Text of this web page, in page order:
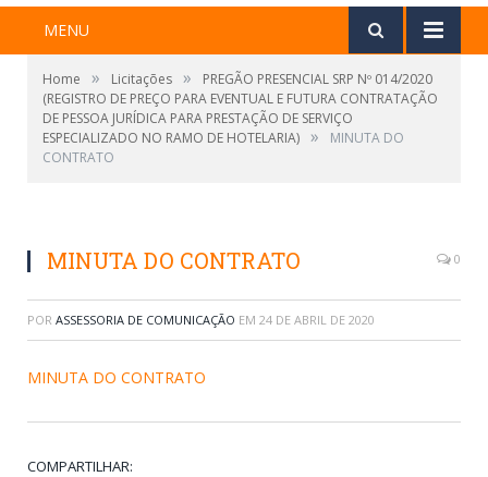
MENU
Home » Licitações »
PREGÃO PRESENCIAL SRP Nº 014/2020
(REGISTRO DE PREÇO PARA EVENTUAL E FUTURA CONTRATAÇÃO
DE PESSOA JURÍDICA PARA PRESTAÇÃO DE SERVIÇO
ESPECIALIZADO NO RAMO DE HOTELARIA) »
MINUTA DO
CONTRATO
MINUTA DO CONTRATO 0
POR ASSESSORIA DE COMUNICAÇÃO EM 24 DE ABRIL DE 2020
MINUTA DO CONTRATO
COMPARTILHAR: